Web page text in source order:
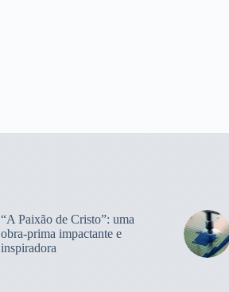
“A Paixão de Cristo”: uma
obra-prima impactante e
inspiradora